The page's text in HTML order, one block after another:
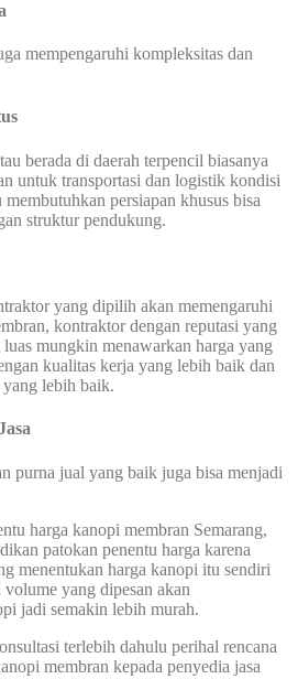
mempengaruhi kompleksitas dan
berada di daerah terpencil biasanya
untuk transportasi dan logistik kondisi
persiapan khusus bisa
struktur pendukung.
yang dipilih akan memengaruhi
kontraktor dengan reputasi yang
mungkin menawarkan harga yang
kualitas kerja yang lebih baik dan
yang lebih baik.
purna jual yang baik juga bisa menjadi
harga kanopi membran Semarang,
patokan penentu harga karena
menentukan harga kanopi itu sendiri
yang dipesan akan
jadi semakin lebih murah.
terlebih dahulu perihal rencana
membran kepada penyedia jasa